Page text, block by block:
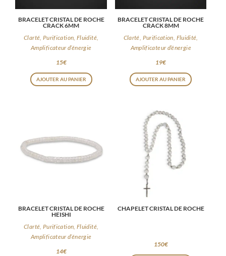
BRACELET CRISTAL DE ROCHE
CRACK 6MM
Clarté, Purification, Fluidité,
Amplificateur d’énergie
15€
AJOUTER AU PANIER
BRACELET CRISTAL DE ROCHE
CRACK 8MM
Clarté, Purification, Fluidité,
Amplificateur d’énergie
19€
AJOUTER AU PANIER
BRACELET CRISTAL DE ROCHE
HEISHI
Clarté, Purification, Fluidité,
Amplificateur d’énergie
14€
CHAPELET CRISTAL DE ROCHE
150€